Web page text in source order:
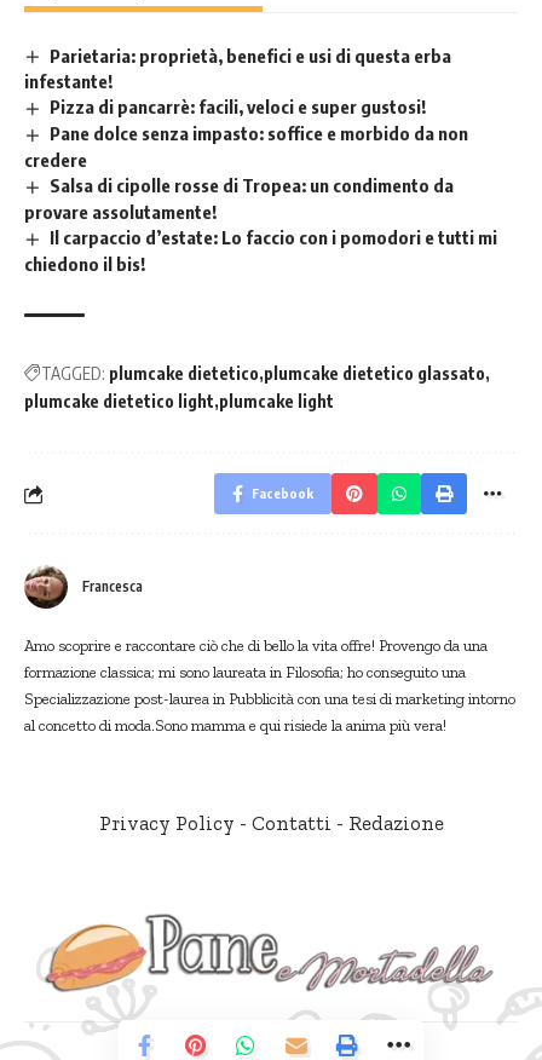
Parietaria: proprietà, benefici e usi di questa erba
infestante!
Pizza di pancarrè: facili, veloci e super gustosi!
Pane dolce senza impasto: soffice e morbido da non
credere
Salsa di cipolle rosse di Tropea: un condimento da
provare assolutamente!
Il carpaccio d’estate: Lo faccio con i pomodori e tutti mi
chiedono il bis!
TAGGED: plumcake dietetico plumcake dietetico glassato
plumcake dietetico light plumcake light
Facebook
Francesca
Amo scoprire e raccontare ciò che di bello la vita offre! Provengo da una
formazione classica; mi sono laureata in Filosofia; ho conseguito una
Specializzazione post-laurea in Pubblicità con una tesi di marketing intorno
al concetto di moda.Sono mamma e qui risiede la anima più vera!
Privacy Policy - Contatti - Redazione
© Pane e Mortadella. Tutti i diritti riservati.